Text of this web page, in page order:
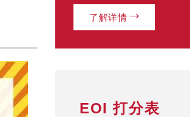
了解详情
EOI 打分表